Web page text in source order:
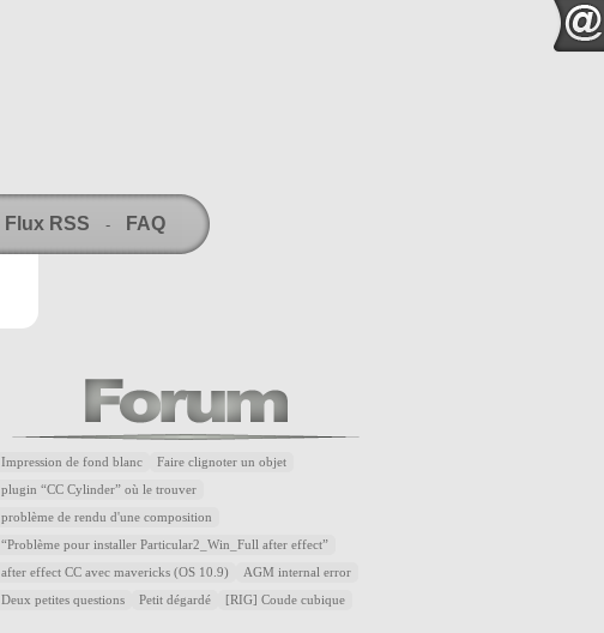
Flux RSS - FAQ
Impression de fond blanc Faire clignoter un objet
plugin “CC Cylinder” où le trouver
problème de rendu d'une composition
“Problème pour installer Particular2_Win_Full after effect”
after effect CC avec mavericks (OS 10.9) AGM internal error
Deux petites questions Petit dégardé [RIG] Coude cubique